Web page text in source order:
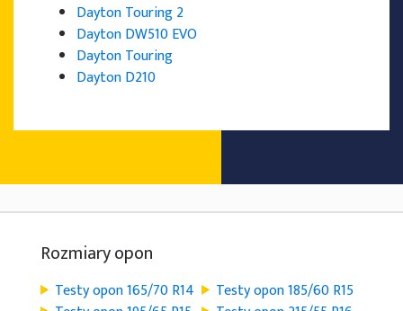
Dayton Touring 2
Dayton DW510 EVO
Dayton Touring
Dayton D210
Rozmiary opon
Testy opon 165/70 R14
Testy opon 185/60 R15